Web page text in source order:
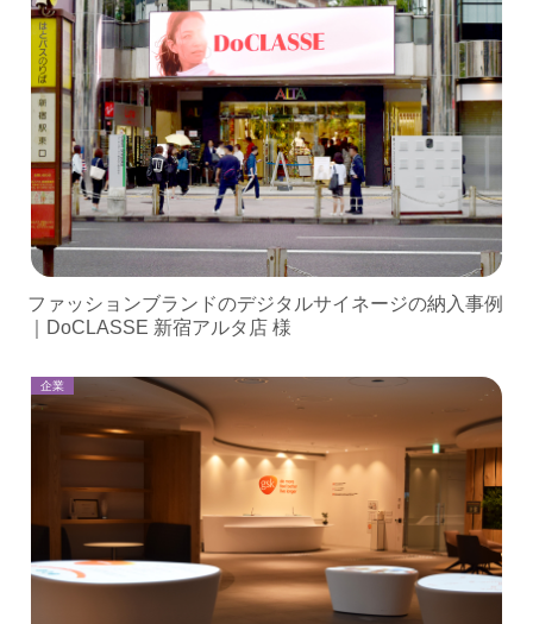
ファッションブランドのデジタルサイネージの納入事例
｜DoCLASSE 新宿アルタ店 様
企業